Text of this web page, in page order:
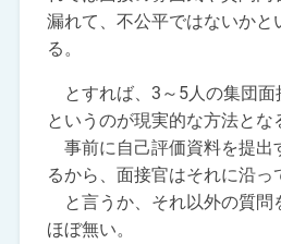
漏れて、不公平ではないかと
る。
とすれば、3～5人の集団面
というのが現実的な方法とな
事前に自己評価資料を提出
るから、面接官はそれに沿っ
と言うか、それ以外の質問
ほぼ無い。